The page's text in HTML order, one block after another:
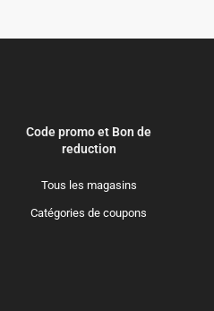
Code promo et Bon de
reduction
Tous les magasins
Catégories de coupons